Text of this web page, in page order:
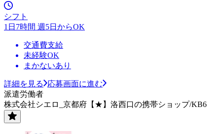
シフト
1日7時間 週5日からOK
交通費支給
未経験OK
まかないあり
詳細を見る
応募画面に進む
派遣労働者
株式会社シエロ_京都府【★】洛西口の携帯ショップ/KB6